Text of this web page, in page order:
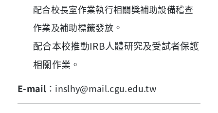
配合校長室作業執行相關獎補助設備稽查
作業及補助標籤發放。
配合本校推動IRB人體研究及受試者保護
相關作業 。
E-mail ：inslhy@mail.cgu.edu.tw